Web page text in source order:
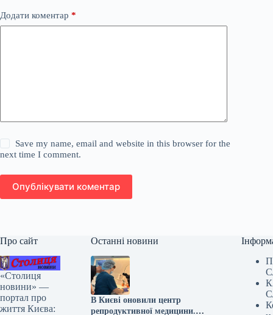
Додати коментар *
Save my name, email and website in this browser for the
next time I comment.
Опублікувати коментар
Про сайт
«Столиця
новини» —
портал про
життя Києва:
Останні новини
В Києві оновили центр
репродуктивної медицини.